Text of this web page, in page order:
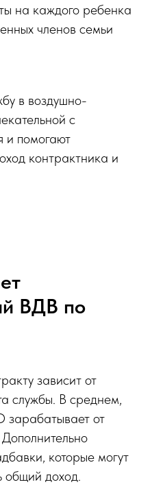
на каждого ребенка
членов семьи
в воздушно-
с
и помогают
контрактника и
ВДВ по
зависит от
службы. В среднем,
от
которые могут
общий доход.